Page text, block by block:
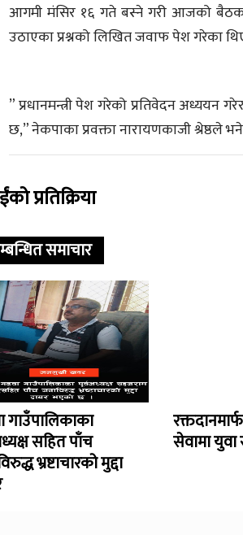
आगमी मंसिर १६ गते बस्ने गरी आजको बैठक
उठाएका प्रश्नको लिखित जवाफ पेश गरेका
” प्रधानमन्त्री पेश गरेको प्रतिवेदन
छ,” नेकपाका प्रवक्ता नारायणकाजी श्रेष्ठले
प्रतिक्रिया
समाचार
गाउँपालिकाका
सहित पाँच
भ्रष्टाचारको मुद्दा
सेवामा